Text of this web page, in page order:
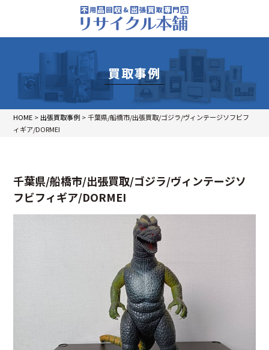
買取事例
HOME > 出張買取事例 >千葉県/船橋市/出張買取/ゴジラ/ヴィンテージソフビフ
ィギア/DORMEI
千葉県/船橋市/出張買取/ゴジラ/ヴィンテージソ
フビフィギア/DORMEI